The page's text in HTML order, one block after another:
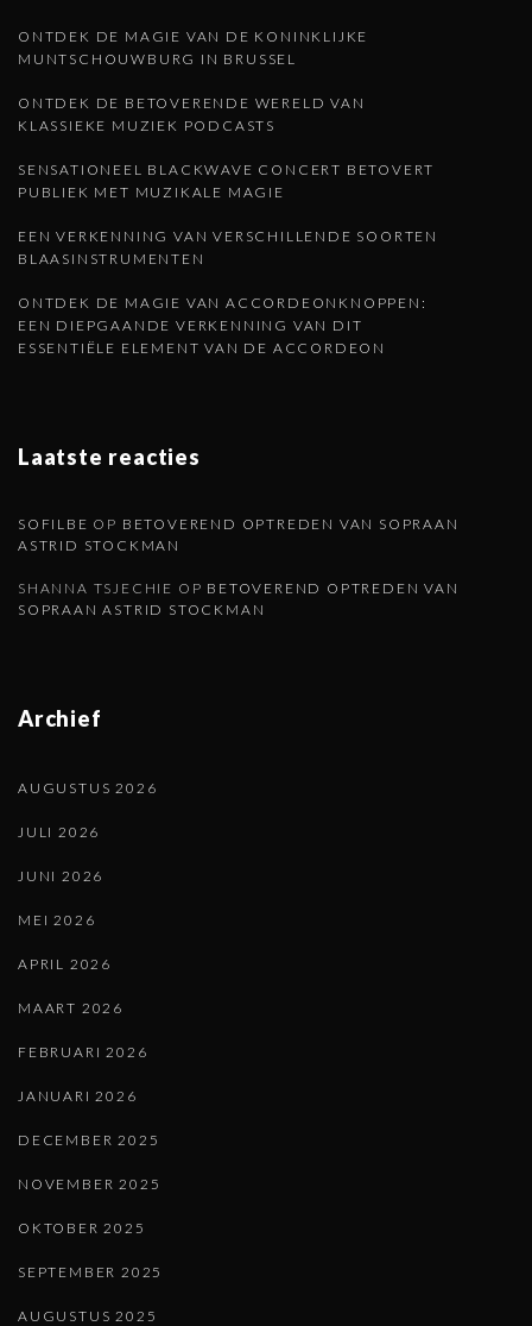
i
o
n
d
e
i
ONTDEK DE MAGIE VAN DE KONINKLIJKE
MUNTSCHOUWBURG IN BRUSSEL
ONTDEK DE BETOVERENDE WERELD VAN
KLASSIEKE MUZIEK PODCASTS
SENSATIONEEL BLACKWAVE CONCERT BETOVERT
PUBLIEK MET MUZIKALE MAGIE
EEN VERKENNING VAN VERSCHILLENDE SOORTEN
BLAASINSTRUMENTEN
ONTDEK DE MAGIE VAN ACCORDEONKNOPPEN:
EEN DIEPGAANDE VERKENNING VAN DIT
ESSENTIËLE ELEMENT VAN DE ACCORDEON
Laatste reacties
SOFILBE OP BETOVEREND OPTREDEN VAN SOPRAAN
ASTRID STOCKMAN
SHANNA TSJECHIE OP BETOVEREND OPTREDEN VAN
SOPRAAN ASTRID STOCKMAN
Archief
AUGUSTUS 2026
JULI 2026
JUNI 2026
MEI 2026
APRIL 2026
MAART 2026
FEBRUARI 2026
JANUARI 2026
DECEMBER 2025
NOVEMBER 2025
OKTOBER 2025
SEPTEMBER 2025
AUGUSTUS 2025